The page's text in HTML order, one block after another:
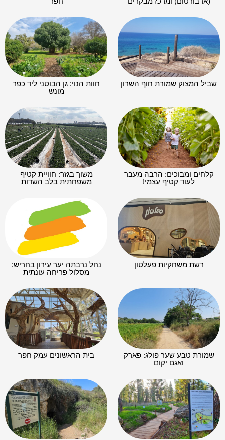
שביל המצוק שמורת חוף השרון
חוות הנוי: גן הבוטני ליד כפר
מונש
קלחים ומבוכים: הרבה מעבר
לעוד קטיף עצמי!
משוך בגזר: חוויית קטיף
משפחתית בלב השדות
רשת משחקיות פעלטון
נחל נרבתה יער עירון בחריש:
מסלול פריחה עונתית
שמורת טבע שער פולג: פארק
ואגם יקום
בית הראשונים עמק חפר